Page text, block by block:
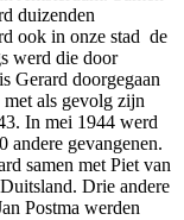
duizenden
ook in onze stad de
werd die door
Gerard doorgegaan
als gevolg zijn
In mei 1944 werd
andere gevangenen.
samen met Piet van
Drie andere
Postma werden